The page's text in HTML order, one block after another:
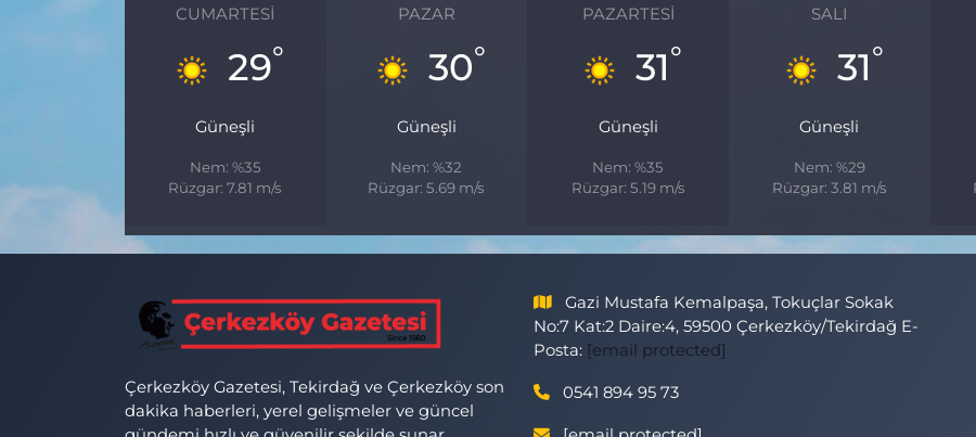
CUMARTESI
29°
Güneşli
Nem: %35
Rüzgar: 7.81 m/s
PAZAR
30°
Güneşli
Nem: %32
Rüzgar: 5.69 m/s
PAZARTESI
31°
Güneşli
Nem: %35
Rüzgar: 5.19 m/s
SALI
31°
Güneşli
Nem: %29
Rüzgar: 3.81 m/s
Çerkezköy Gazetesi, Tekirdağ ve Çerkezköy son
dakika haberleri, yerel gelişmeler ve güncel
Gazi Mustafa Kemalpaşa, Tokuçlar Sokak
No:7 Kat:2 Daire:4, 59500 Çerkezköy/Tekirdağ E-
Posta: [email protected]
0541 894 95 73